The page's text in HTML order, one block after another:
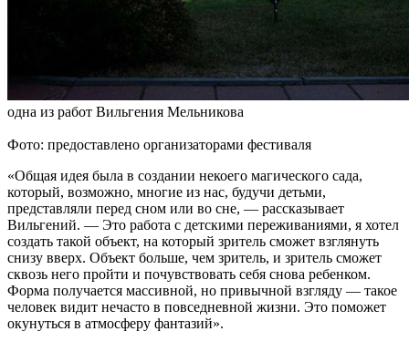
одна из работ Вильгения Мельникова
Фото: предоставлено организаторами фестиваля
«Общая идея была в создании некоего магического сада,
который, возможно, многие из нас, будучи детьми,
представляли перед сном или во сне, — рассказывает
Вильгений. — Это работа с детскими переживаниями, я хотел
создать такой объект, на который зритель сможет взглянуть
снизу вверх. Объект больше, чем зритель, и зритель сможет
сквозь него пройти и почувствовать себя снова ребенком.
Форма получается массивной, но привычной взгляду — такое
человек видит нечасто в повседневной жизни. Это поможет
окунуться в атмосферу фантазий».